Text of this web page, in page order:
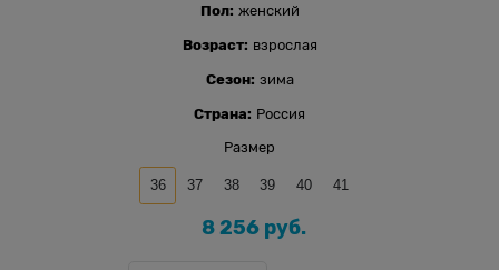
Пол: женский
Возраст: взрослая
Сезон: зима
Страна: Россия
Размер
36 37 38 39 40 41
8 256 руб.